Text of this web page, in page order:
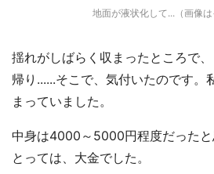
地面が液状化して...（画像は
揺れがしばらく収まったところで
帰り......そこで、気付いたのです。
まっていました。
中身は4000～5000円程度だった
とっては、大金でした。